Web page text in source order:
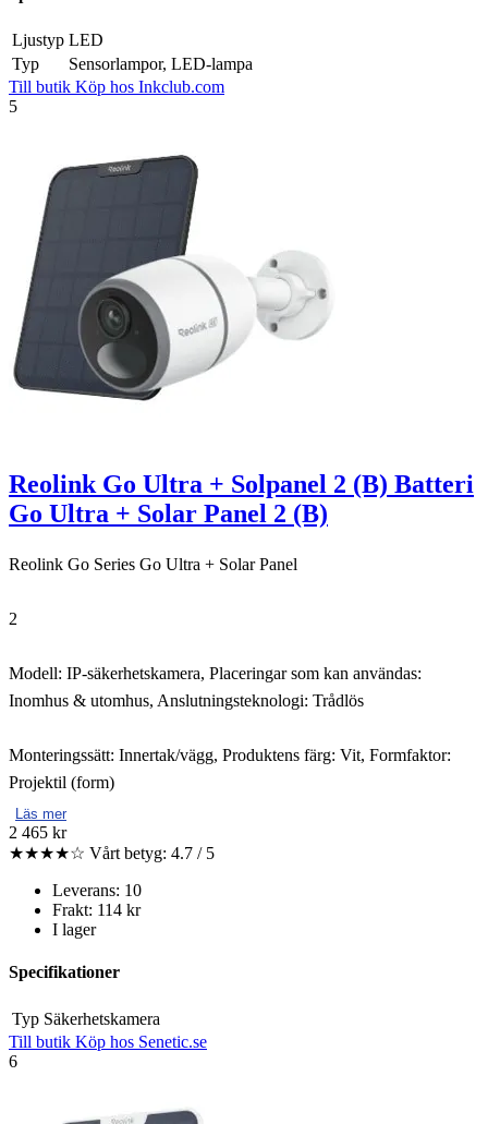
Ljustyp LED
Typ
Sensorlampor, LED-lampa
Till butik Köp hos Inkclub.com
5
Reolink Go Ultra + Solpanel 2 (B) Batteri
Go Ultra + Solar Panel 2 (B)
Reolink Go Series Go Ultra + Solar Panel
2
Modell: IP-säkerhetskamera, Placeringar som kan användas:
Inomhus & utomhus, Anslutningsteknologi: Trådlös
Monteringssätt: Innertak/vägg, Produktens färg: Vit, Formfaktor:
Projektil (form)
Läs mer
2 465 kr
★★★★☆ Vårt betyg: 4.7 / 5
Leverans: 10
Frakt: 114 kr
I lager
Specifikationer
Typ Säkerhetskamera
Till butik Köp hos Senetic.se
6